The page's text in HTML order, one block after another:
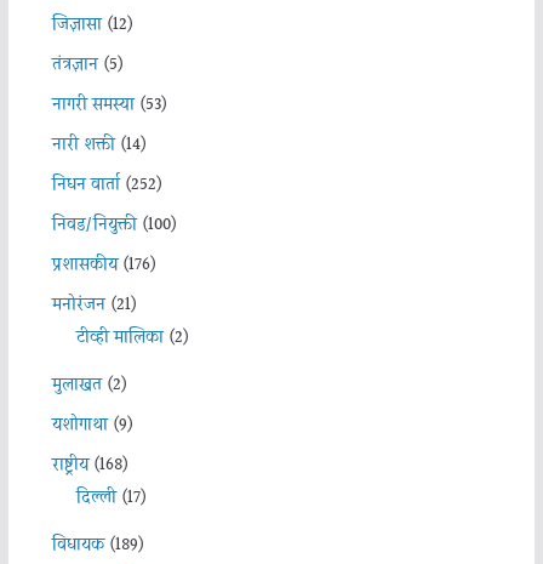
जिज्ञासा(12)
तंत्रज्ञान(5)
नागरी समस्या(53)
नारी शक्ती(14)
निधन वार्ता(252)
निवड/नियुक्ती(100)
प्रशासकीय(176)
मनोरंजन(21)
टीव्ही मालिका(2)
मुलाखत(2)
यशोगाथा(9)
राष्ट्रीय(168)
दिल्ली(17)
विधायक(189)